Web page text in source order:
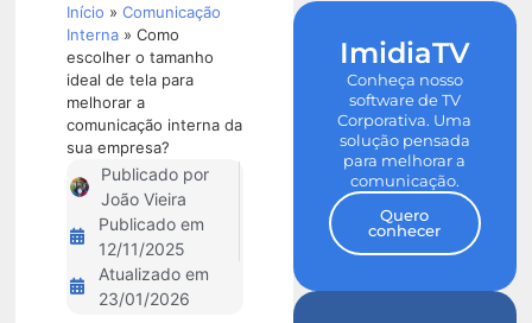
Início » Comunicação
Interna » Como
escolher o tamanho
ideal de tela para
melhorar a
comunicação interna da
sua empresa?
Publicado por
João Vieira
Publicado em
12/11/2025
Atualizado em
23/01/2026
ImidiaTV
Conheça nosso
software de TV
Corporativa. Uma
solução pensada
para melhorar a
comunicação.
Quero
conhecer